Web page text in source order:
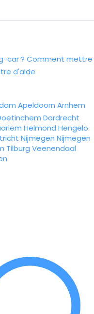
car ? Comment mettre
d'aide
Apeldoorn Arnhem
Dordrecht
Helmond Hengelo
Nijmegen Nijmegen
Tilburg Veenendaal